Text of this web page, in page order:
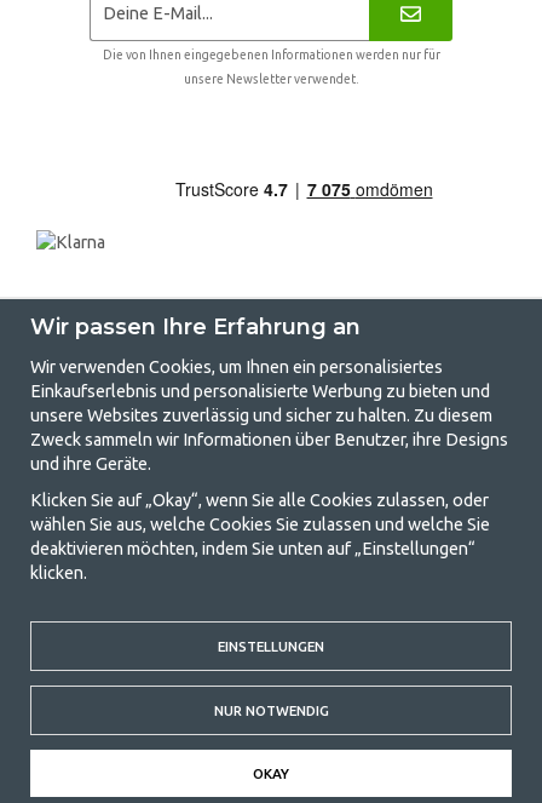
Die von Ihnen eingegebenen Informationen werden nur für
unsere Newsletter verwendet.
GetCamping.de - Ihr Geschäft für
Camping und Outdoor-Leben
Camping kann entweder ein Lebensstil sein oder eine Möglichkeit, die
Familie für ein gemeinsames Abenteuer zusammenzubringen. Egal, zu
welcher Kategorie Sie gehören, bei uns finden Sie alles, was Sie an
Campingzubehör benötigen. Wir finden, dass Camping für alle
Familienzelte, Wohnwagenvorzelte und alle anderen Ausrüstungen für
Camping und Outdoor-Aktivitäten. Unser Ziel ist es, in jeder Preisklasse
die beste Campingausrüstung in Bezug auf Qualität und Funktionalität
anzubieten. Kontaktieren Sie uns gerne, wenn Ihnen etwas fehlt oder
Sie mehr erfahren möchten.
© 2020 GetCamping. Alle Rechte vorbehalten.
Wir passen Ihre Erfahrung an
Wir verwenden Cookies, um Ihnen ein personalisiertes
Einkaufserlebnis und personalisierte Werbung zu bieten und
unsere Websites zuverlässig und sicher zu halten. Zu diesem
Zweck sammeln wir Informationen über Benutzer, ihre Designs
und ihre Geräte.
Klicken Sie auf „Okay“, wenn Sie alle Cookies zulassen, oder
wählen Sie aus, welche Cookies Sie zulassen und welche Sie
deaktivieren möchten, indem Sie unten auf „Einstellungen“
klicken.
EINSTELLUNGEN
NUR NOTWENDIG
OKAY